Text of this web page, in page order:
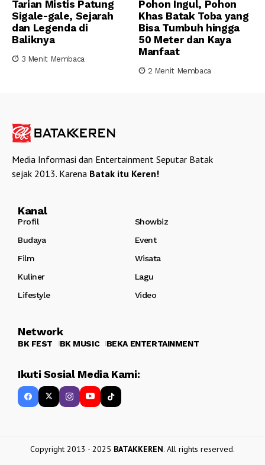
Tarian Mistis Patung
Sigale-gale, Sejarah
dan Legenda di
Baliknya
3 Menit Membaca
Pohon Ingul, Pohon
Khas Batak Toba yang
Bisa Tumbuh hingga
50 Meter dan Kaya
Manfaat
2 Menit Membaca
Media Informasi dan Entertainment Seputar Batak
sejak 2013. Karena Batak itu Keren!
Kanal
Profil
Showbiz
Budaya
Event
Film
Wisata
Kuliner
Lagu
Lifestyle
Video
Network
BK FEST BK MUSIC BEKA ENTERTAINMENT
Ikuti Sosial Media Kami:
Copyright 2013 - 2025 BATAKKEREN. All rights reserved.